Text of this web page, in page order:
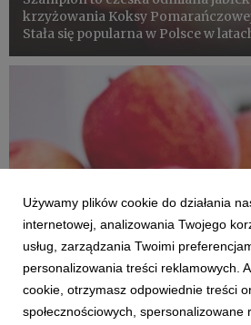
krzyżowania Koksy
Stała się popularna w Polsce w
uprawie. Po wprowadzeniu lepszych
przechowywania, zachowuje wysoką
ODMIANA MIESIĄCA
Używamy plików cookie do działania
internetowej, analizowania Twojego
usług, zarządzania Twoimi
personalizowania treści reklamowych.
cookie, otrzymasz odpowiednie treści
społecznościowych, spersonalizowane